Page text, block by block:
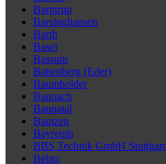
Barntrup
Barsinghausen
Barth
Basel
Bassum
Battenberg (Eder)
Baumholder
Baunach
Baunatal
Bautzen
Bayreuth
BBS Technik GmbH Stuttgart
Bebra